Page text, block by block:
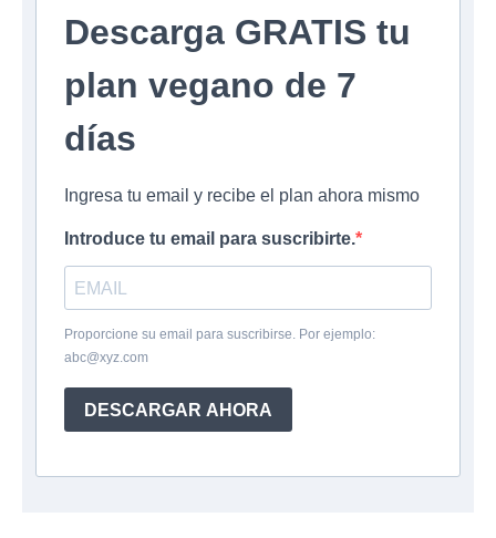
Descarga GRATIS tu
plan vegano de 7
días
Ingresa tu email y recibe el plan ahora mismo
Introduce tu email para suscribirte.
Proporcione su email para suscribirse. Por ejemplo:
abc@xyz.com
DESCARGAR AHORA